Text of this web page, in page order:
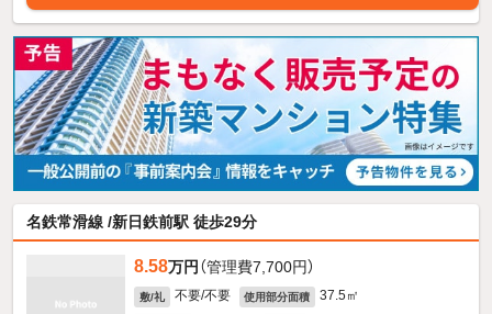
名鉄常滑線 /新日鉄前駅 徒歩29分
8.58万円 （管理費7,700円）
敷/礼 不要/不要 使用部分面積 37.5㎡